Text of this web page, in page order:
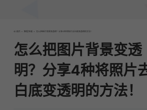
首页 > 教程|专题 > 怎么把图片背景变透明？分享4种将照片去白底变透明的方法！
怎么把图片背景变透
明？分享4种将照片
白底变透明的方法！